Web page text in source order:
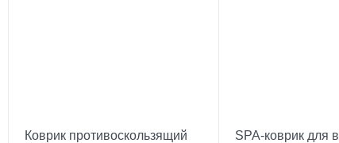
Коврик противоскользящий
SPA-коврик для